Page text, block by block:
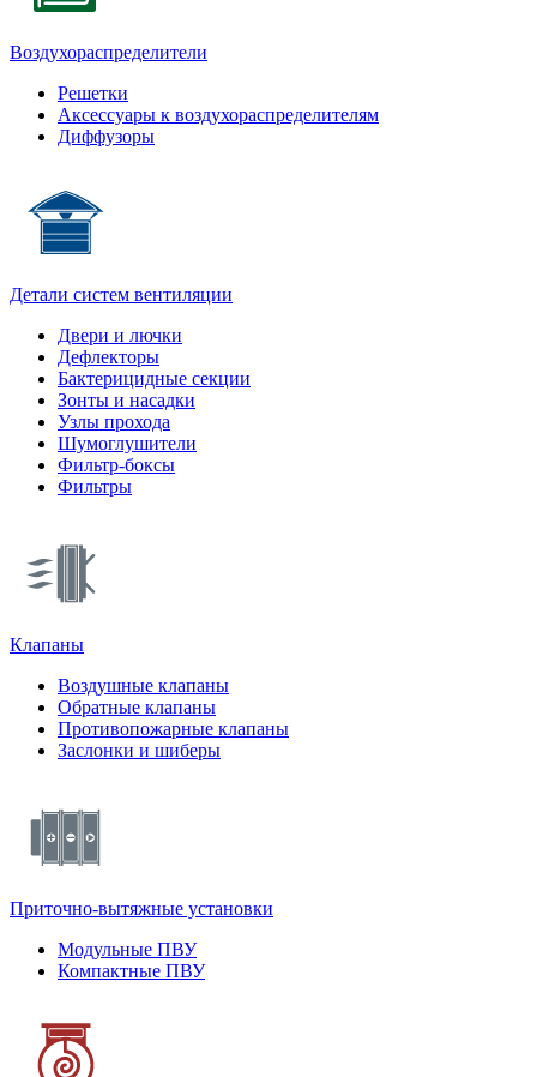
Воздухораспределители
Решетки
Аксессуары к воздухораспределителям
Диффузоры
Детали систем вентиляции
Двери и лючки
Дефлекторы
Бактерицидные секции
Зонты и насадки
Узлы прохода
Шумоглушители
Фильтр-боксы
Фильтры
Клапаны
Воздушные клапаны
Обратные клапаны
Противопожарные клапаны
Заслонки и шиберы
Приточно-вытяжные установки
Модульные ПВУ
Компактные ПВУ